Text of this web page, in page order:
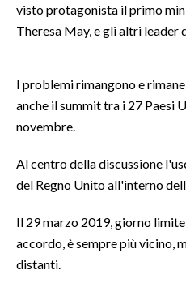
GOSSIP
SARDEGNA TURISMO
SARDI NEL MONDO
NOTIZIE
EVENTI
visto protagonista il primo
Theresa May, e gli altri leader
I problemi rimangono e
anche il summit tra i 27 Paesi
novembre.
Al centro della discussione
del Regno Unito all'interno
Il 29 marzo 2019, giorno
accordo, è sempre più vicino,
distanti.